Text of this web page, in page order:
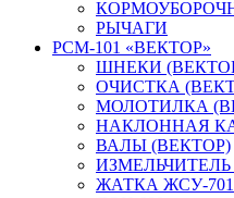
РЫЧАГИ
РСМ-101 «ВЕКТОР»
ШНЕКИ
ОЧИСТКА
МОЛОТИЛКА
НАКЛОННАЯ
ВАЛЫ (ВЕКТОР)
ИЗМЕЛЬЧИТЕЛЬ
ЖАТКА ЖСУ-701